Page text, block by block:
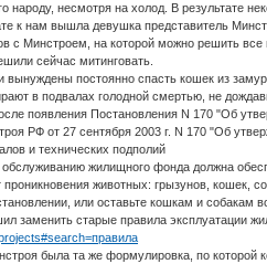
народу, несмотря на холод. В результате
к нам вышла девушка представитель
с Минстроем, на которой можно решить
сейчас митинговать.
вынуждены постоянно спасть кошек из
в подвалах голодной смертью, не
появления Постановления N 170 "Об
РФ от 27 сентября 2003 г. N 170 "Об
и технических подполий
жилищного фонда должна
животных: грызунов, кошек,
или оставьте кошкам и собакам
заменить старые правила эксплуатации
была та же формулировка, по которой